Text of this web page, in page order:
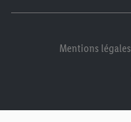
Mentions légales